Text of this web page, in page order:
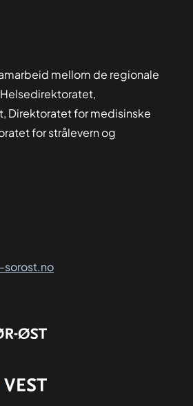
mellom de regionale
Direktoratet for medisinske
for strålevern og
sorost.no